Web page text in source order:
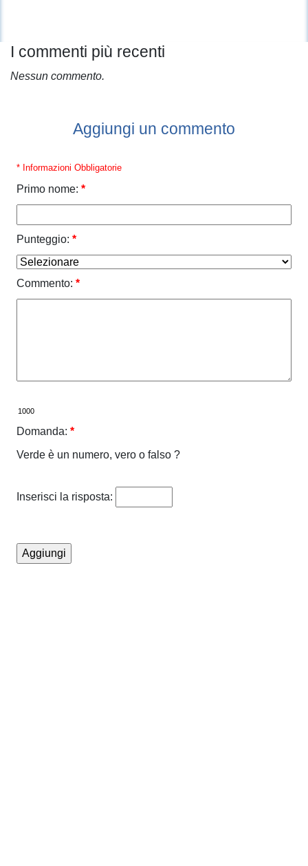
I commenti più recenti
Nessun commento.
Aggiungi un commento
* Informazioni Obbligatorie
Primo nome: *
Punteggio: *
Commento: *
Domanda: *
Verde è un numero, vero o falso ?
Inserisci la risposta: